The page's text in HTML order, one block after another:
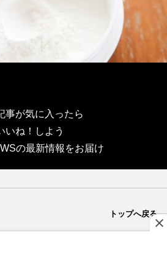
事が気に入ったら
いね！しよう
の最新情報をお届け
トップへ戻る